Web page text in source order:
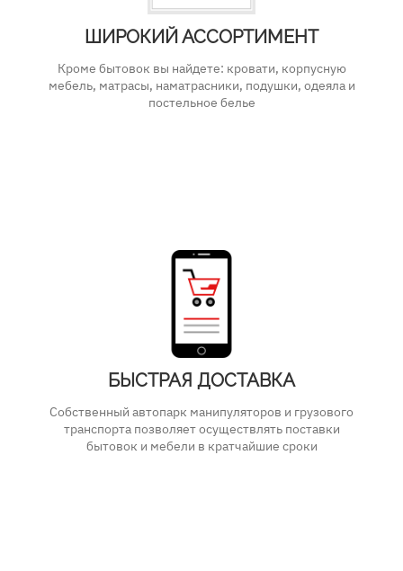
ШИРОКИЙ АССОРТИМЕНТ
Кроме бытовок вы найдете: кровати, корпусную
мебель, матрасы, наматрасники, подушки, одеяла и
постельное белье
БЫСТРАЯ ДОСТАВКА
Собственный автопарк манипуляторов и грузового
транспорта позволяет осуществлять поставки
бытовок и мебели в кратчайшие сроки